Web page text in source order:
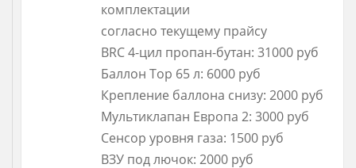
комплектации
согласно текущему прайсу
BRC 4-цил пропан-бутан: 31000 руб
Баллон Тор 65 л: 6000 руб
Крепление баллона снизу: 2000 руб
Мультиклапан Европа 2: 3000 руб
Сенсор уровня газа: 1500 руб
ВЗУ под лючок: 2000 руб